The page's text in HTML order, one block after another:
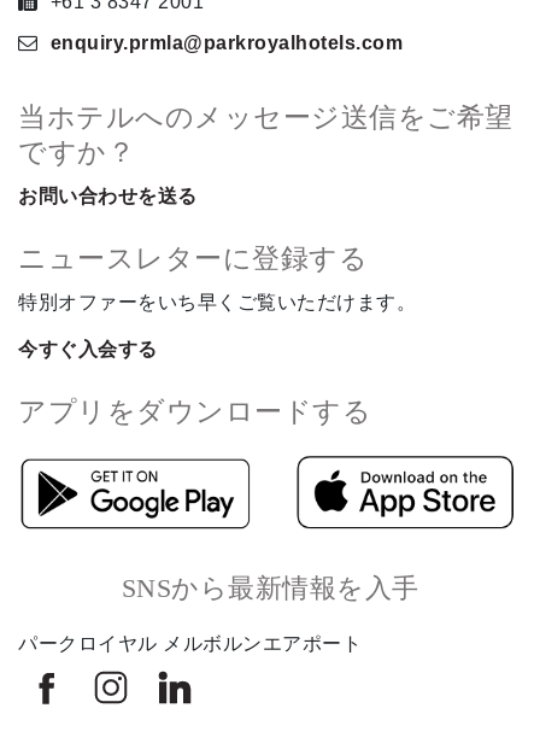
enquiry.prmla@parkroyalhotels.com
当ホテルへのメッセージ送信をご希望
ですか？
お問い合わせを送る
ニュースレターに登録する
特別オファーをいち早くご覧いただけます。
今すぐ入会する
アプリをダウンロードする
SNSから最新情報を入手
パークロイヤル メルボルンエアポート